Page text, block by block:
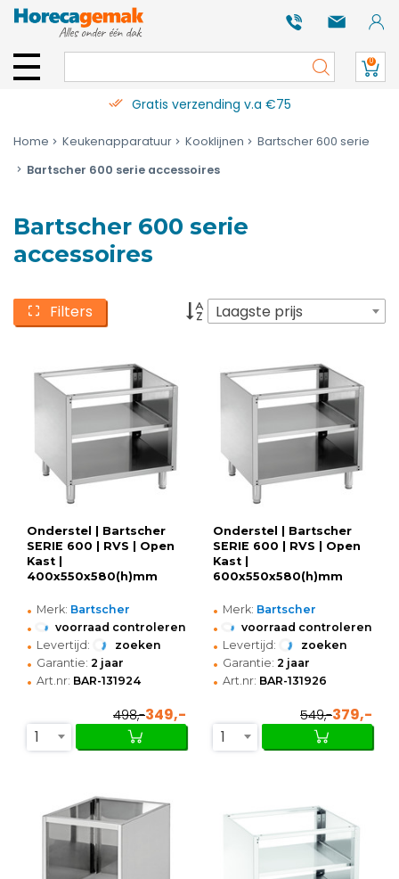
0
Gratis verzending v.a €75
Home Keukenapparatuur Kooklijnen
Bartscher 600 serie
Bartscher 600 serie accessoires
Bartscher 600 serie
accessoires
Filters Laagste prijs
Onderstel | Bartscher
SERIE 600 | RVS | Open
Kast |
400x550x580(h)mm
• Merk: Bartscher
• voorraad controleren
• Levertijd: zoeken
• Garantie: 2 jaar
• Art.nr: BAR-131924
498,-349,-
1
Onderstel | Bartscher
SERIE 600 | RVS | Open
Kast |
600x550x580(h)mm
• Merk: Bartscher
• voorraad controleren
• Levertijd: zoeken
• Garantie: 2 jaar
• Art.nr: BAR-131926
549,-379,-
1